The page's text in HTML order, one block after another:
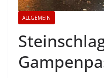
ALLGEMEIN